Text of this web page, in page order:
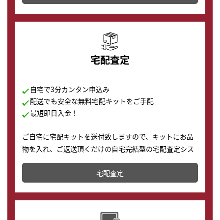
の購入もできます♪
宅配査定
自宅で3分カンタン申込み
配送でも安全な無料宅配キットをご手配
最短即日入金！
ご自宅に宅配キットを送付致しますので、キットにお品
物を入れ、ご返送頂くだけの自宅完結型の宅配査定シス
テムです。
配送でも簡単&安全に査定・買取に出すことが可能で
す。
宅配査定